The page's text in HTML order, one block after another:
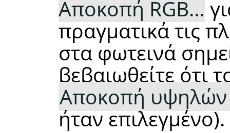
Αποκοπή RGB…
πραγματικά τις
στα φωτεινά
βεβαιωθείτε ότι
Αποκοπή υψηλών
ήταν επιλεγμένο).